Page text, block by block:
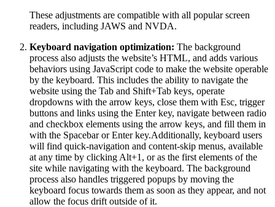
These adjustments are compatible with all popular screen
readers, including JAWS and NVDA.
Keyboard navigation optimization: The background
process also adjusts the website’s HTML, and adds various
behaviors using JavaScript code to make the website operable
by the keyboard. This includes the ability to navigate the
website using the Tab and Shift+Tab keys, operate
dropdowns with the arrow keys, close them with Esc, trigger
buttons and links using the Enter key, navigate between radio
and checkbox elements using the arrow keys, and fill them in
with the Spacebar or Enter key.Additionally, keyboard users
will find quick-navigation and content-skip menus, available
at any time by clicking Alt+1, or as the first elements of the
site while navigating with the keyboard. The background
process also handles triggered popups by moving the
keyboard focus towards them as soon as they appear, and not
allow the focus drift outside of it.